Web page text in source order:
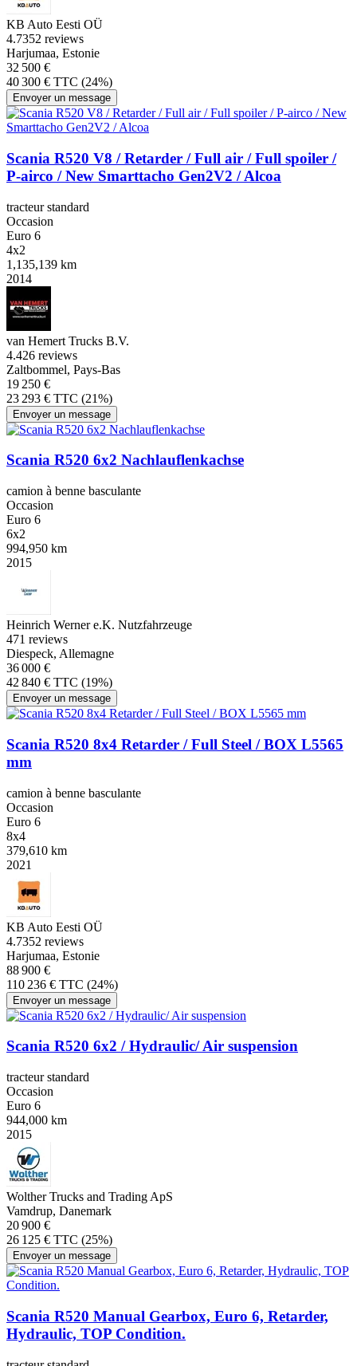
KB Auto Eesti OÜ
4.7352 reviews
Harjumaa, Estonie
32 500 €
40 300 € TTC (24%)
Envoyer un message
Scania R520 V8 / Retarder / Full air / Full spoiler /
P-airco / New Smarttacho Gen2V2 / Alcoa
tracteur standard
Occasion
Euro 6
4x2
1,135,139 km
2014
van Hemert Trucks B.V.
4.426 reviews
Zaltbommel, Pays-Bas
19 250 €
23 293 € TTC (21%)
Envoyer un message
Scania R520 6x2 Nachlauflenkachse
camion à benne basculante
Occasion
Euro 6
6x2
994,950 km
2015
Heinrich Werner e.K. Nutzfahrzeuge
471 reviews
Diespeck, Allemagne
36 000 €
42 840 € TTC (19%)
Envoyer un message
Scania R520 8x4 Retarder / Full Steel / BOX L5565
mm
camion à benne basculante
Occasion
Euro 6
8x4
379,610 km
2021
KB Auto Eesti OÜ
4.7352 reviews
Harjumaa, Estonie
88 900 €
110 236 € TTC (24%)
Envoyer un message
Scania R520 6x2 / Hydraulic/ Air suspension
tracteur standard
Occasion
Euro 6
944,000 km
2015
Wolther Trucks and Trading ApS
Vamdrup, Danemark
20 900 €
26 125 € TTC (25%)
Envoyer un message
Scania R520 Manual Gearbox, Euro 6, Retarder,
Hydraulic, TOP Condition.